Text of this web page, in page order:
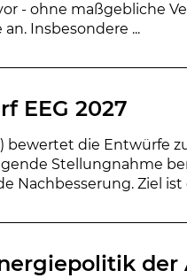
- ohne maßgebliche
Insbesondere ...
EEG 2027
bewertet die Entwürfe
Stellungnahme
Nachbesserung. Ziel ist